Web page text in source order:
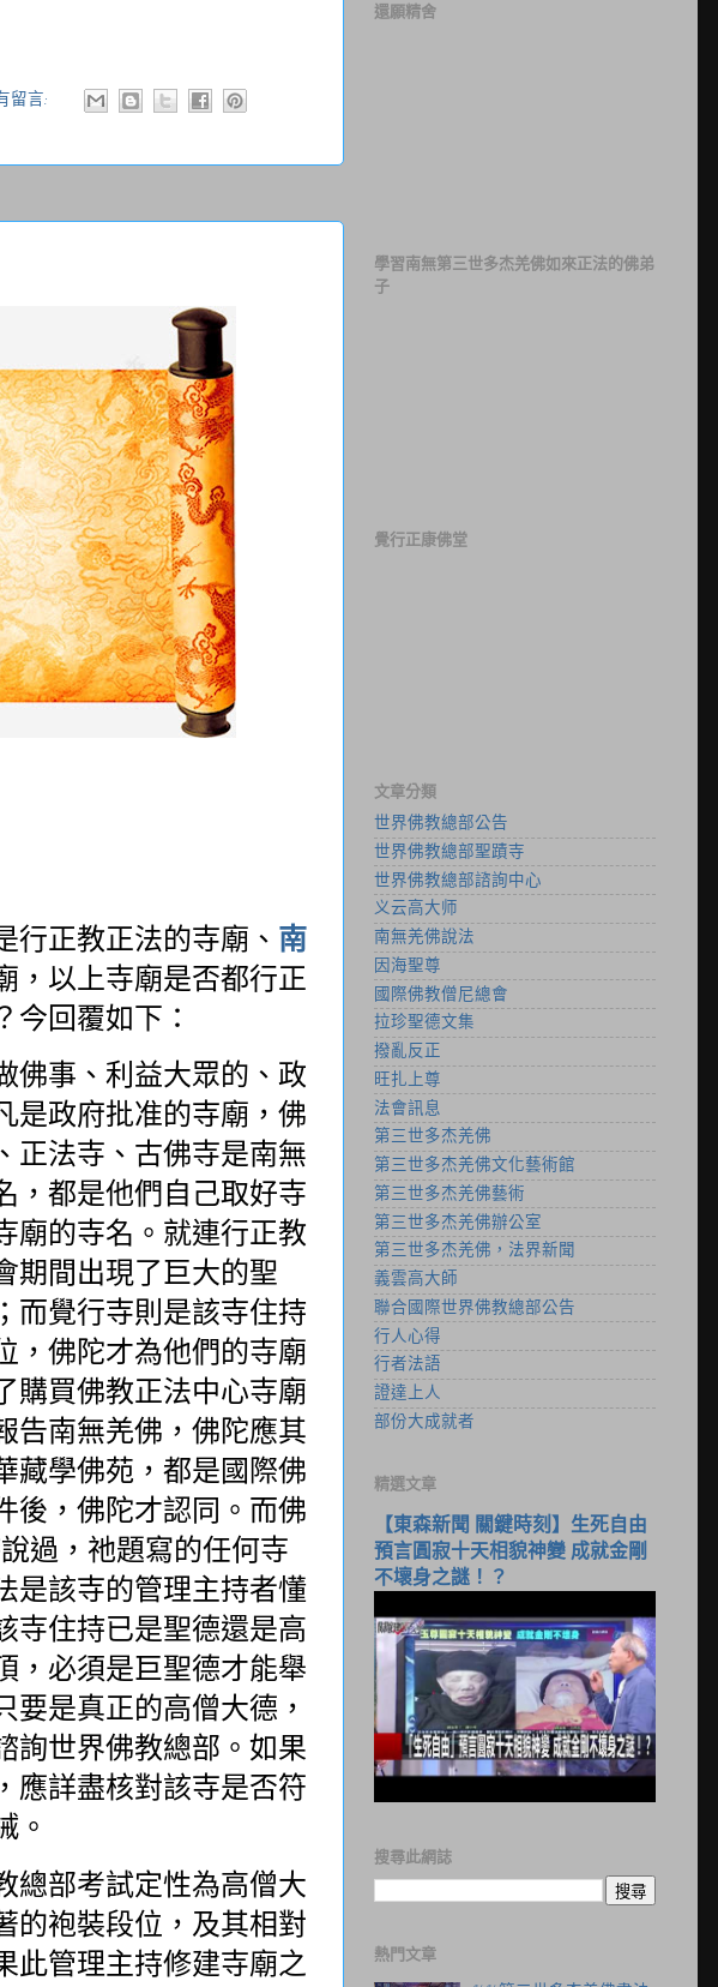
留言:
行正教正法的寺廟、 南
，以上寺廟是否都行正
今回覆如下：
佛事、利益大眾的、政
是政府批准的寺廟，佛
正法寺、古佛寺是南無
，都是他們自己取好寺
廟的寺名。就連行正教
期間出現了巨大的聖
而覺行寺則是該寺住持
，佛陀才為他們的寺廟
購買佛教正法中心寺廟
告南無羌佛，佛陀應其
藏學佛苑，都是國際佛
後，佛陀才認同。而佛
過，祂題寫的任何寺
是該寺的管理主持者懂
寺住持已是聖德還是高
，必須是巨聖德才能舉
是真正的高僧大德，
詢世界佛教總部。如果
應詳盡核對該寺是否符
。
總部考試定性為高僧大
的袍裝段位，及其相對
此管理主持修建寺廟之
還願精舍
學習南無第三世多杰羌佛如來正法的佛弟
子
覺行正康佛堂
文章分類
世界佛教總部公告
世界佛教總部聖蹟寺
世界佛教總部諮詢中心
义云高大师
南無羌佛說法
因海聖尊
國際佛教僧尼總會
拉珍聖德文集
撥亂反正
旺扎上尊
法會訊息
第三世多杰羌佛
第三世多杰羌佛文化藝術館
第三世多杰羌佛藝術
第三世多杰羌佛辦公室
第三世多杰羌佛，法界新聞
義雲高大師
聯合國際世界佛教總部公告
行人心得
行者法語
證達上人
部份大成就者
精選文章
【東森新聞 關鍵時刻】生死自由
預言圓寂十天相貌神變 成就金剛
不壞身之謎！？
搜尋此網誌
熱門文章